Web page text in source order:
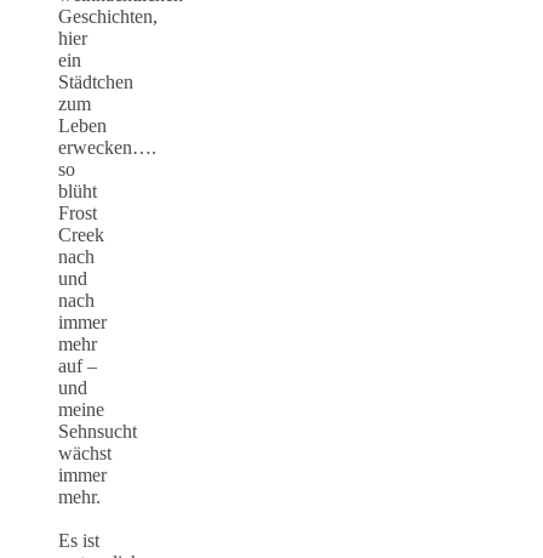
Geschichten,
hier
ein
Städtchen
zum
Leben
erwecken….
so
blüht
Frost
Creek
nach
und
nach
immer
mehr
auf –
und
meine
Sehnsucht
wächst
immer
mehr.
Es ist